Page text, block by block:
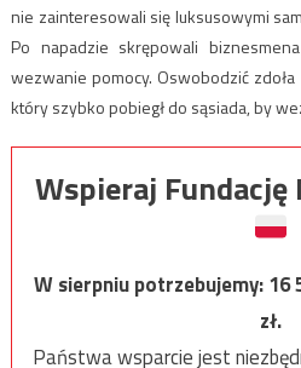
nie zainteresowali się luksusowymi
Po napadzie skrępowali
wezwanie pomocy. Oswobodzić
który szybko pobiegł do sąsiada, by
Wspieraj Fundację
W sierpniu potrzebujemy:16
zł.
Państwa wsparcie jest